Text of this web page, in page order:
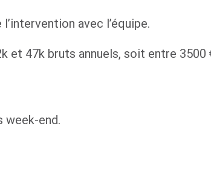
avec l’équipe.
et 47k bruts annuels, soit entre 3500
week-end.